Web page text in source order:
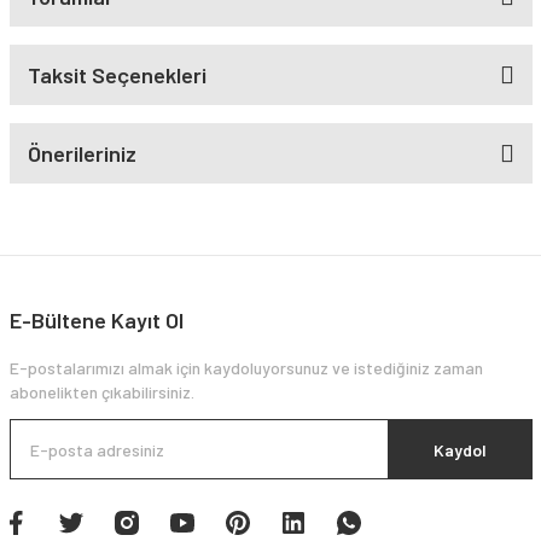
Taksit Seçenekleri
Önerileriniz
E-Bültene Kayıt Ol
E-postalarımızı almak için kaydoluyorsunuz ve istediğiniz zaman
abonelikten çıkabilirsiniz.
Kaydol